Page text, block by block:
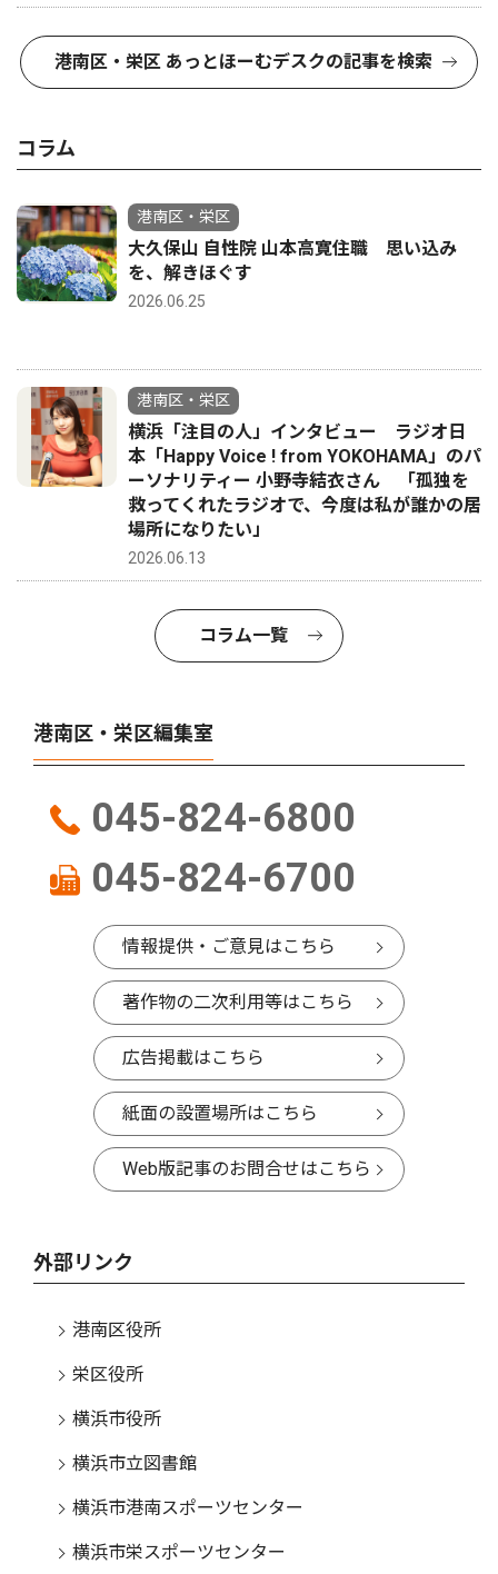
港南区・栄区 あっとほーむデスクの記事を検索
コラム
港南区・栄区
大久保山 自性院 山本高寛住職 思い込み
を、解きほぐす
2026.06.25
港南区・栄区
横浜「注目の人」インタビュー ラジオ日
本「Happy Voice ! from YOKOHAMA」のパ
ーソナリティー 小野寺結衣さん 「孤独を
救ってくれたラジオで、今度は私が誰かの居
場所になりたい」
2026.06.13
コラム一覧
港南区・栄区編集室
045-824-6800
045-824-6700
情報提供・ご意見はこちら
著作物の二次利用等はこちら
広告掲載はこちら
紙面の設置場所はこちら
Web版記事のお問合せはこちら
外部リンク
港南区役所
栄区役所
横浜市役所
横浜市立図書館
横浜市港南スポーツセンター
横浜市栄スポーツセンター